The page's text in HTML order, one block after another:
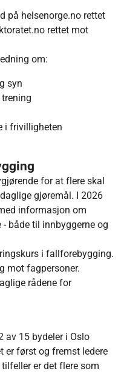
på helsenorge.no rettet
rettet mot
om:
syn
i frivilligheten
for at flere skal
gjøremål. I 2026
informasjon om
både til innbyggerne og
i fallforebygging.
mot fagpersoner.
rådene for
av 15 bydeler i Oslo
er først og fremst ledere
er det flere som